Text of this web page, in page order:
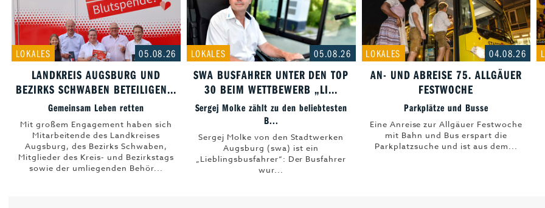
Wirtschaft & Politik
Familie
Leben & Wohnen
Freizeit
Beruf & Karriere
Liebe & Leidenschaft
Gewinnspiele
Fun
Start-Up
Magazin E-Paper
Frühstücks-Scout
Kontakt
LOKALES 05.08.26
LANDKREIS AUGSBURG UND
BEZIRKS SCHWABEN BETEILIGEN...
Gemeinsam Leben retten
Mit großem Engagement haben sich
Mitarbeitende des Landkreises
Augsburg, des Bezirks Schwaben,
Mitglieder des Kreis- und Bezirkstags
sowie der umliegenden Behör...
LOKALES 05.08.26
SWA BUSFAHRER UNTER DEN TOP
30 BEIM WETTBEWERB „LI...
Sergej Molke zählt zu den beliebtesten
B...
Sergej Molke von den Stadtwerken
Augsburg (swa) ist ein
„Lieblingsbusfahrer“: Der Busfahrer
wur...
LOKALES 04.08.26
AN- UND ABREISE 75. ALLGÄUER
FESTWOCHE
Parkplätze und Busse
Eine Anreise zur Allgäuer Festwoche
mit Bahn und Bus erspart die
Parkplatzsuche und ist aus dem...